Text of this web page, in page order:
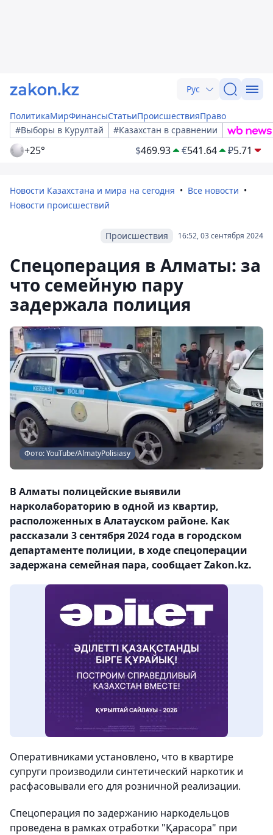
Рус
ПолитикаМирФинансыСтатьиПроисшествияПраво
#Выборы в Курултай
#Казахстан в сравнении
+25° $469.93 €541.64 ₽5.71
Новости Казахстана и мира на сегодня
Все новости
Новости происшествий
16:52, 03 сентября 2024
Происшествия
Спецоперация в Алматы: за
что семейную пару
задержала полиция
Фото: YouTube/AlmatyPolisiasy
В Алматы полицейские выявили
нарколабораторию в одной из квартир,
расположенных в Алатауском районе. Как
рассказали 3 сентября 2024 года в городском
департаменте полиции, в ходе спецоперации
задержана семейная пара, сообщает Zakon.kz.
Оперативниками установлено, что в квартире
супруги производили синтетический наркотик и
расфасовывали его для розничной реализации.
Спецоперация по задержанию наркодельцов
проведена в рамках отработки "Қарасора" при